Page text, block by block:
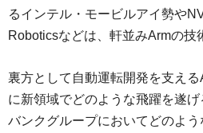
るインテル・モービルアイ勢や
Roboticsなどは、軒並みArmの技
裏方として自動運転開発を支え
に新領域でどのような飛躍を遂
バンクグループにおいてどのよ